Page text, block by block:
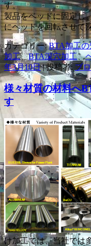
す。
製品をベッドに固定し
にヘッドを回転させて
カテゴリー:BTA加工の
加工、BTA深穴加工、
年3月10日|投稿者: ブ
様々材質の材料へ
す
け加工では、当社では